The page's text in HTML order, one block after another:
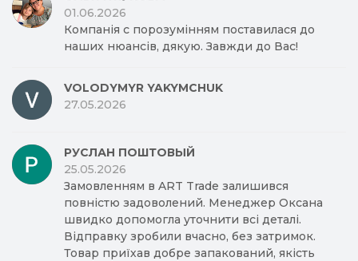
01.06.2026
Компанія с порозумінням поставилася до
наших нюансів, дякую. Завжди до Вас!
VOLODYMYR YAKYMCHUK
27.05.2026
РУСЛАН ПОШТОВЫЙ
25.05.2026
Замовленням в ART Trade залишився
повністю задоволений. Менеджер Оксана
швидко допомогла уточнити всі деталі.
Відправку зробили вчасно, без затримок.
Товар приїхав добре запакований, якість